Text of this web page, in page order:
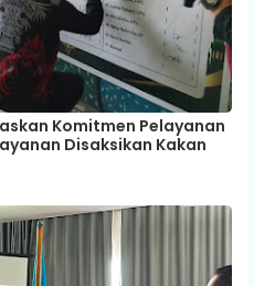
Komitmen Pelayanan
Disaksikan Kakan